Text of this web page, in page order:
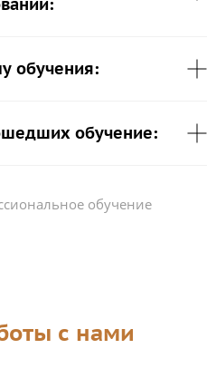
обучения:
обучение:
обучение
с нами